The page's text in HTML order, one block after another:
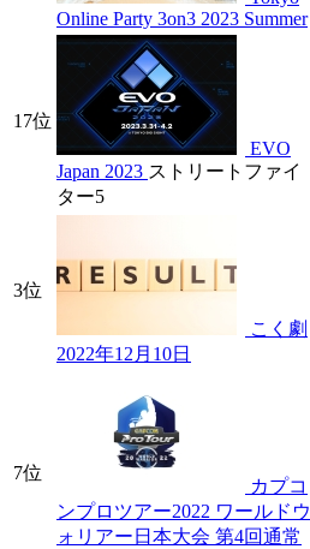
Online Party 3on3 2023 Summer
17位
EVO
Japan 2023 ストリートファイ
ター5
3位
こく劇
2022年12月10日
7位
カプコ
ンプロツアー2022 ワールドウ
ォリアー日本大会 第4回通常